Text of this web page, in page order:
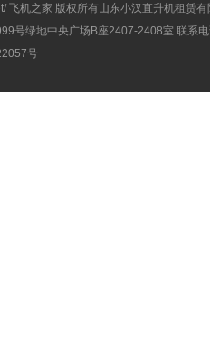
飞机之家 版权所有山东小汉直升机租赁有
号绿地中央广场B座2407-2408室 联系
号